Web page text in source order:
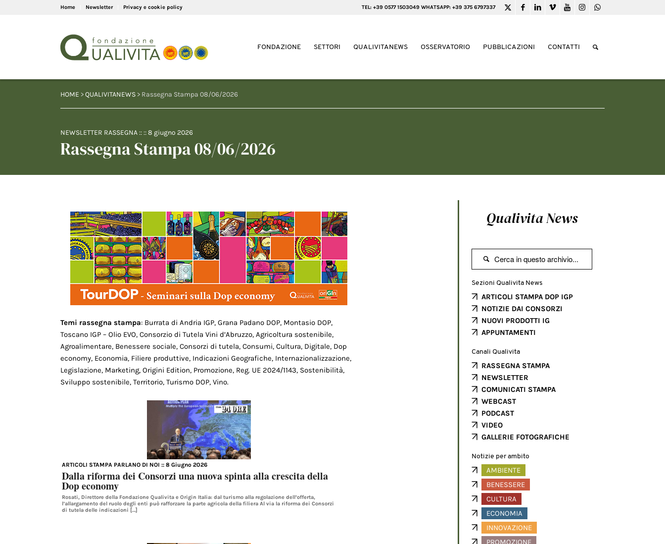
Home Newsletter Privacy e cookie policy TEL: +39 0577 1503049 WHATSAPP: +39 375 6797337
FONDAZIONE SETTORI QUALIVITANEWS OSSERVATORIO PUBBLICAZIONI CONTATTI
HOME >QUALIVITANEWS > Rassegna Stampa 08/06/2026
NEWSLETTER RASSEGNA :: ::8 giugno 2026
Rassegna Stampa 08/06/2026
Temi rassegna stampa: Burrata di Andria IGP, Grana Padano DOP, Montasio DOP,
Toscano IGP – Olio EVO, Consorzio di Tutela Vini d’Abruzzo, Agricoltura sostenibile,
Agroalimentare, Benessere sociale, Consorzi di tutela, Consumi, Cultura, Digitale, Dop
economy, Economia, Filiere produttive, Indicazioni Geografiche, Internazionalizzazione,
Legislazione, Marketing, Origini Edition, Promozione, Reg. UE 2024/1143, Sostenibilità,
Sviluppo sostenibile, Territorio, Turismo DOP, Vino.
ARTICOLI STAMPA PARLANO DI NOI :: 8 Giugno 2026
Dalla riforma dei Consorzi una nuova spinta alla crescita della
Dop economy
Rosati, Direttore della Fondazione Qualivita e Origin Italia: dal turismo alla regolazione dell’offerta,
l’allargamento del ruolo degli enti può rafforzare la parte agricola della filiera Al via la riforma dei Consorzi
di tutela delle indicazioni […]
Qualivita News

Sezioni Qualivita News
ARTICOLI STAMPA DOP IGP
NOTIZIE DAI CONSORZI
NUOVI PRODOTTI IG
APPUNTAMENTI
Canali Qualivita
RASSEGNA STAMPA
NEWSLETTER
COMUNICATI STAMPA
WEBCAST
PODCAST
VIDEO
GALLERIE FOTOGRAFICHE
Notizie per ambito
AMBIENTE
BENESSERE
CULTURA
ECONOMIA
INNOVAZIONE
PROMOZIONE